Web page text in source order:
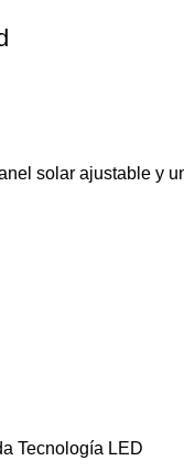
solar ajustable y
Tecnología LED